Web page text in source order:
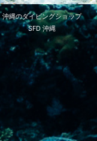
沖縄のダイビングショップ
SFD 沖縄